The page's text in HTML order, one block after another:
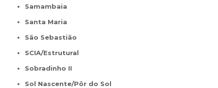
Samambaia
Santa Maria
São Sebastião
SCIA/Estrutural
Sobradinho II
Sol Nascente/Pôr do Sol